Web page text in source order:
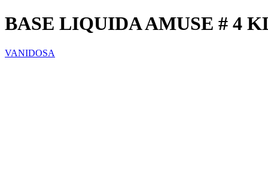
BASE LIQUIDA AMUSE # 4
VANIDOSA